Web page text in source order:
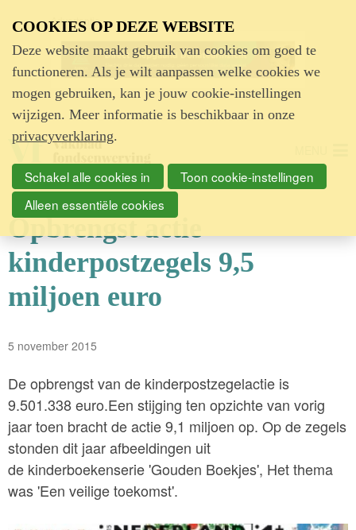
Advertentie
Opbrengst actie
kinderpostzegels 9,5
miljoen euro
5 november 2015
De opbrengst van de kinderpostzegelactie is
9.501.338 euro.Een stijging ten opzichte van vorig
jaar toen bracht de actie 9,1 miljoen op. Op de zegels
stonden dit jaar afbeeldingen uit
de kinderboekenserie 'Gouden Boekjes', Het thema
was 'Een veilige toekomst'.
COOKIES OP DEZE WEBSITE
Deze website maakt gebruik van cookies om goed te
functioneren. Als je wilt aanpassen welke cookies we
mogen gebruiken, kan je jouw cookie-instellingen
wijzigen. Meer informatie is beschikbaar in onze
privacyverklaring.
Schakel alle cookies in
Toon cookie-instellingen
Alleen essentiële cookies